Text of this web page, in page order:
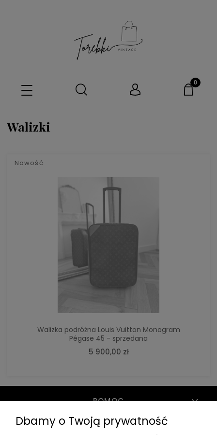
Walizki
Walizka podróżna Louis Vuitton Monogram
Pégase 45 - sprzedana
5 900,00 zł
Nowość
POMOC
Dbamy o Twoją prywatność